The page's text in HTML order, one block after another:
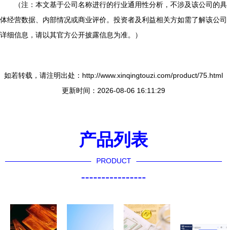
（注：本文基于公司名称进行的行业通用性分析，不涉及该公司的具
体经营数据、内部情况或商业评价。投资者及利益相关方如需了解该公司
详细信息，请以其官方公开披露信息为准。）
如若转载，请注明出处：http://www.xinqingtouzi.com/product/75.html
更新时间：2026-08-06 16:11:29
产品列表
PRODUCT
----------------